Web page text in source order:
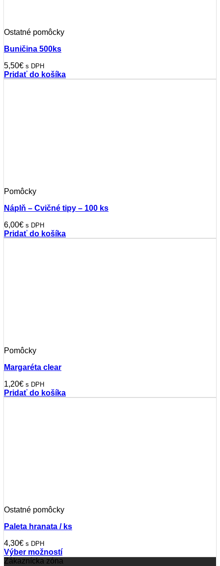
Ostatné pomôcky
Buničina 500ks
5,50€ s DPH
Pridať do košíka
Pomôcky
Náplň – Cvičné tipy – 100 ks
6,00€ s DPH
Pridať do košíka
Pomôcky
Margaréta clear
1,20€ s DPH
Pridať do košíka
Ostatné pomôcky
Paleta hranata / ks
4,30€ s DPH
Výber možností
Tento
Zákaznícka zóna